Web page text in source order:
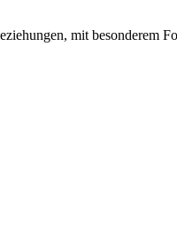
mit besonderem